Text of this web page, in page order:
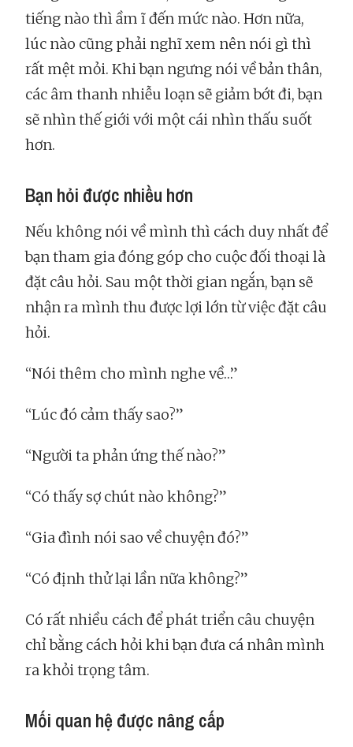
tiếng nào thì ầm ĩ đến mức nào. Hơn nữa,
lúc nào cũng phải nghĩ xem nên nói gì thì
rất mệt mỏi. Khi bạn ngưng nói về bản thân,
các âm thanh nhiễu loạn sẽ giảm bớt đi, bạn
sẽ nhìn thế giới với một cái nhìn thấu suốt
hơn.
Bạn hỏi được nhiều hơn
Nếu không nói về mình thì cách duy nhất để
bạn tham gia đóng góp cho cuộc đối thoại là
đặt câu hỏi. Sau một thời gian ngắn, bạn sẽ
nhận ra mình thu được lợi lớn từ việc đặt câu
hỏi.
“Nói thêm cho mình nghe về…”
“Lúc đó cảm thấy sao?”
“Người ta phản ứng thế nào?”
“Có thấy sợ chút nào không?”
“Gia đình nói sao về chuyện đó?”
“Có định thử lại lần nữa không?”
Có rất nhiều cách để phát triển câu chuyện
chỉ bằng cách hỏi khi bạn đưa cá nhân mình
ra khỏi trọng tâm.
Mối quan hệ được nâng cấp